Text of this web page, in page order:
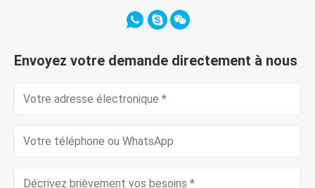
Envoyez votre demande directement à nous